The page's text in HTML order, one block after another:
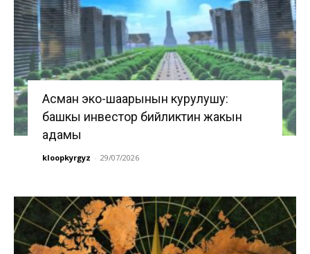
Асман эко-шаарынын курулушу:
башкы инвестор бийликтин жакын
адамы
kloopkyrgyz - 29/07/2026